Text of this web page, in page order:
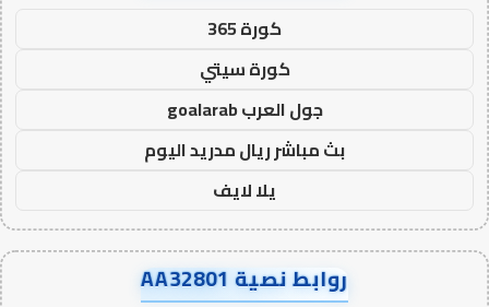
كورة 365
كورة سيتي
جول العرب goalarab
بث مباشر ريال مدريد اليوم
يلا لايف
روابط نصية AA32801